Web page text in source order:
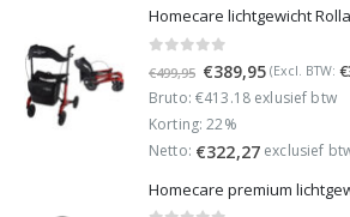
€499,95 Oorspronkelijke
prijs
was:
€499,95.
€389,95Huidige
prijs
€389,95.
(Excl. BTW: €
Bruto: €413.18 exlusief btw
Korting: 22%
Netto: €322,27exclusief